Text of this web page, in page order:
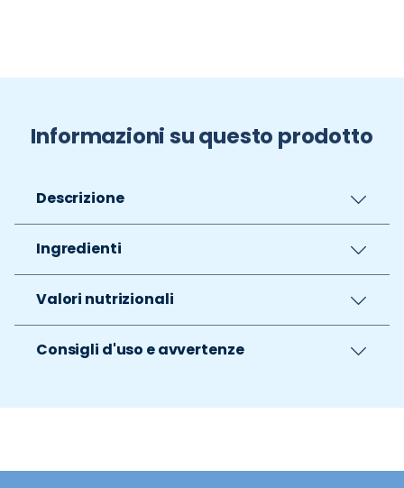
Informazioni su questo prodotto
Descrizione
Ingredienti
Valori nutrizionali
Consigli d'uso e avvertenze